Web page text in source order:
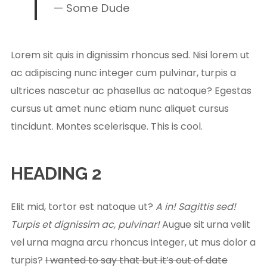
Some Dude
Lorem sit quis in dignissim rhoncus sed. Nisi lorem ut
ac adipiscing nunc integer cum pulvinar, turpis a
ultrices nascetur ac phasellus ac natoque? Egestas
cursus ut amet nunc etiam nunc aliquet cursus
tincidunt. Montes scelerisque. This is cool.
HEADING 2
Elit mid, tortor est natoque ut? A in! Sagittis sed!
Turpis et dignissim ac, pulvinar!Augue sit urna velit
vel urna magna arcu rhoncus integer, ut mus dolor a
turpis? I wanted to say that but it’s out of date